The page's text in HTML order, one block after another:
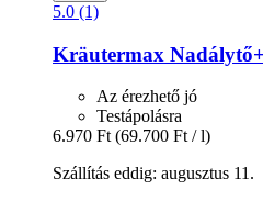
5.0 (1)
Kräutermax
Az érezhető jó
Testápolásra
6.970 Ft (69.700 Ft / l)
Szállítás eddig: augusztus 11.